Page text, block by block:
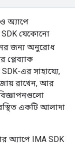
অ্যাপে
SDK যেকোনো
জন্য অনুরোধ
প্লেব্যাক
এর সাহায্যে,
রাখেন, আর
একটি আলাদা
অ্যাপে IMA SDK